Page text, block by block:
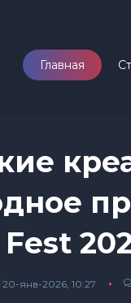
Главная
20-янв-2026, 10:27